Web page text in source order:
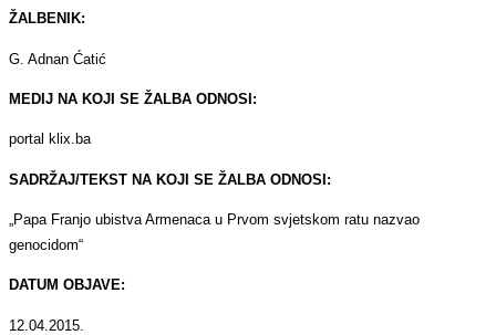
ŽALBENIK:
G. Adnan Ćatić
MEDIJ NA KOJI SE ŽALBA ODNOSI:
portal klix.ba
SADRŽAJ/TEKST NA KOJI SE ŽALBA ODNOSI:
„Papa Franjo ubistva Armenaca u Prvom svjetskom ratu nazvao
genocidom“
DATUM OBJAVE:
12.04.2015.